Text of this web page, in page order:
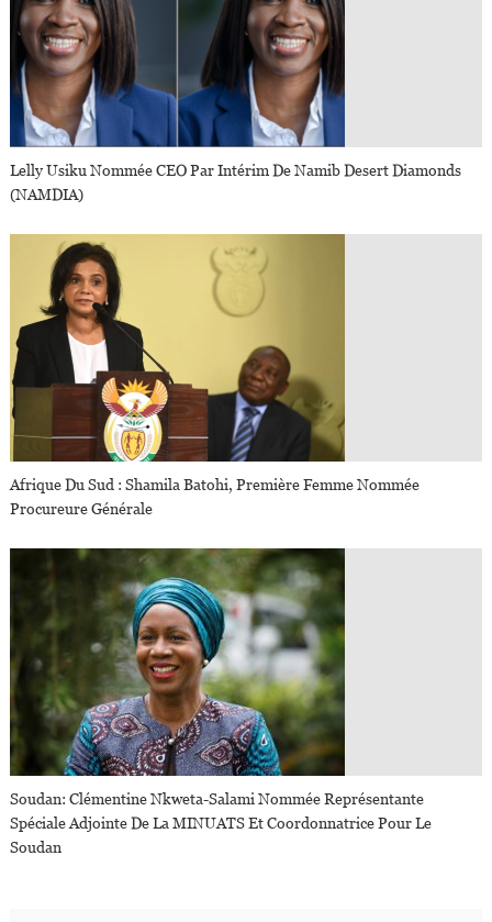
Lelly Usiku Nommée CEO Par Intérim De Namib Desert Diamonds
(NAMDIA)
Afrique Du Sud : Shamila Batohi, Première Femme Nommée
Procureure Générale
Soudan: Clémentine Nkweta-Salami Nommée Représentante
Spéciale Adjointe De La MINUATS Et Coordonnatrice Pour Le
Soudan